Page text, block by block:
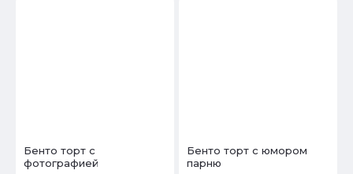
Бенто торт с
фотографией
Бенто торт с юмором
парню